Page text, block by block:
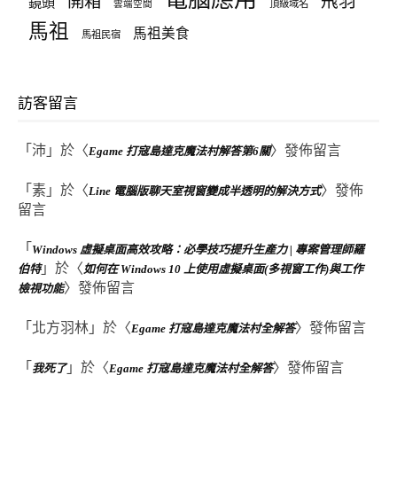
雲端空間 頂級域名
馬祖 馬祖民宿 馬祖美食
訪客留言
「 沛 」於〈Egame 打寇島達克魔法村解答第6關〉發佈留言
「 素 」於〈Line 電腦版聊天室視窗變成半透明的解決方式〉發佈
留言
「 Windows 虛擬桌面高效攻略：必學技巧提升生產力 | 專案管理師羅
伯特」於〈如何在 Windows 10 上使用虛擬桌面(多視窗工作)與工作
檢視功能〉發佈留言
「 北方羽林 」於〈Egame 打寇島達克魔法村全解答〉發佈留言
「 我死了」於〈Egame 打寇島達克魔法村全解答〉發佈留言